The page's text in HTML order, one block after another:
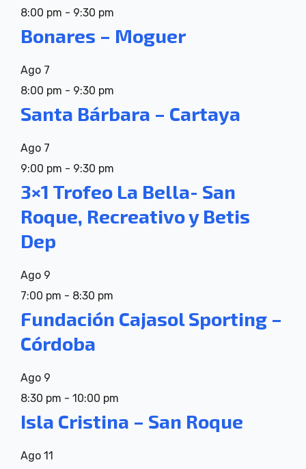
8:00 pm - 9:30 pm
Bonares – Moguer
Ago 7
8:00 pm - 9:30 pm
Santa Bárbara – Cartaya
Ago 7
9:00 pm - 9:30 pm
3×1 Trofeo La Bella- San
Roque, Recreativo y Betis
Dep
Ago 9
7:00 pm - 8:30 pm
Fundación Cajasol Sporting –
Córdoba
Ago 9
8:30 pm - 10:00 pm
Isla Cristina – San Roque
Ago 11